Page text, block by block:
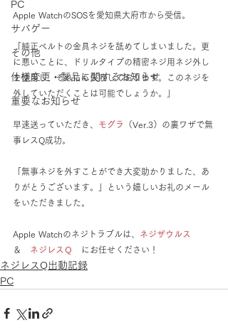
PC
サバゲー
その他
仕様変更・製品に関するお知らせ
重要なお知らせ
Apple WatchのSOSを愛知県大府市から受信。
「純正ベルトの金具ネジを舐めてしまいました。更
に悪いことに、ドリルタイプの精密ネジ用ネジ外し
を使用し、それにも失敗しております。このネジを
外していただくことは可能でしょうか。」
早速送っていただき、 モグラ
（Ver.3）の裏ワザで無
事レスQ成功。
「無事ネジを外すことができ大変助かりました、あ
りがとうございます。」という嬉しいお礼のメール
をいただきました。
Apple Watchのネジトラブルは、 ネジザウルス
＆ ネジレスＱ にお任せください！
ネジレスQ出動記録
PC